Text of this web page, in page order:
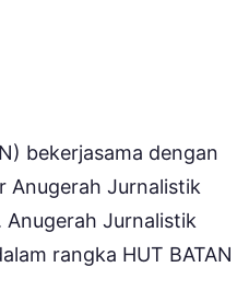
bekerjasama dengan
Anugerah Jurnalistik
Jurnalistik
rangka HUT BATAN